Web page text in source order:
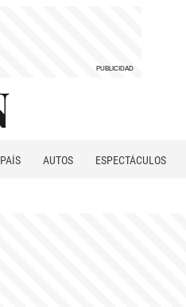
PAÍS AUTOS
ESPECTÁCULOS